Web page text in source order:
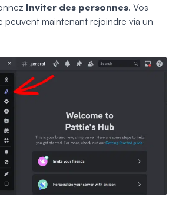
Inviter des personnes. Vos
peuvent maintenant rejoindre via un